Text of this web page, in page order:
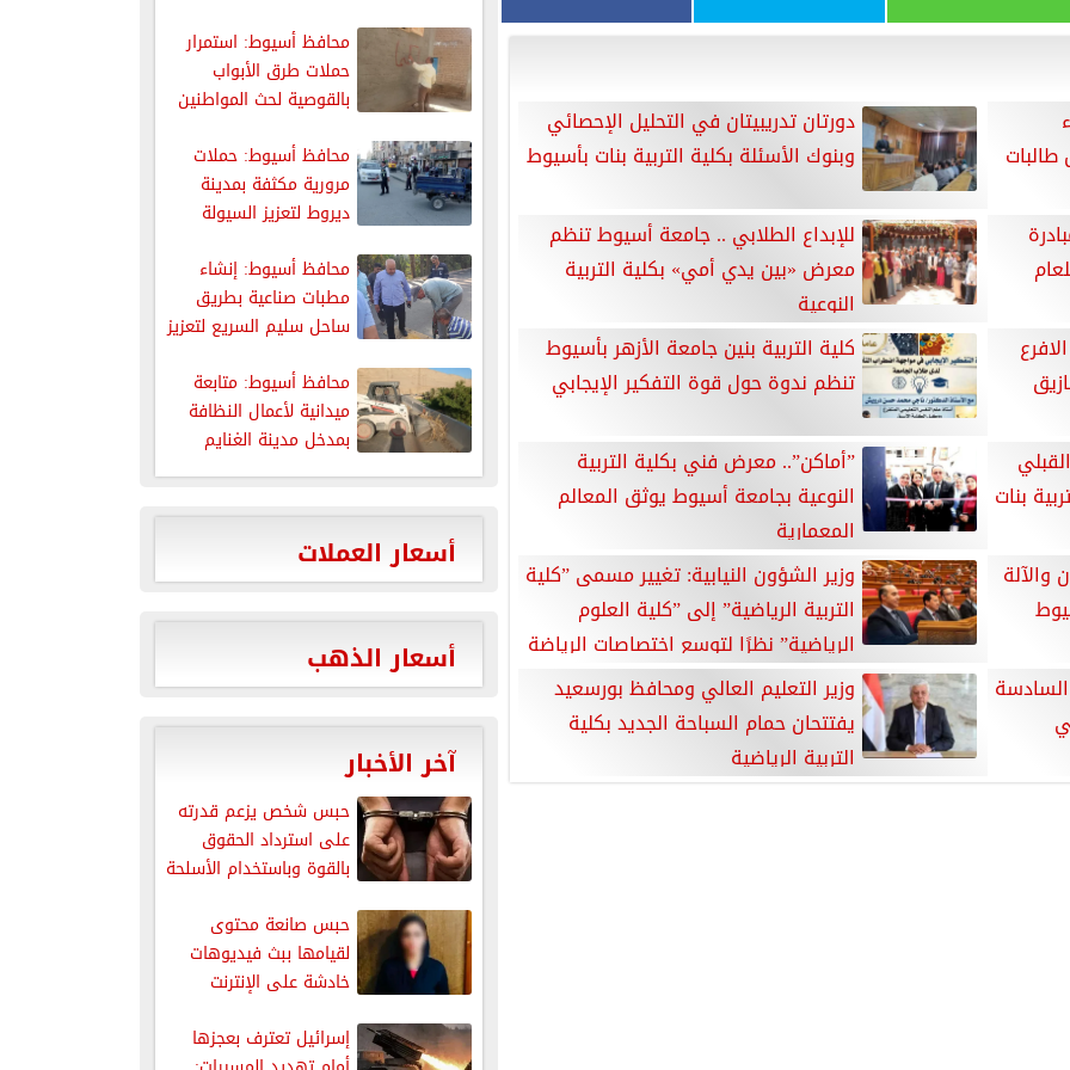
طالبات
دورتان تدريبيتان في التحليل الإحصائي
وبنوك الأسئلة بكلية التربية بنات بأسيوط
للإبداع الطلابي .. جامعة أسيوط تنظم
معرض «بين يدي أمي» بكلية التربية
النوعية
كلية التربية بنين جامعة الأزهر بأسيوط
تنظم ندوة حول قوة التفكير الإيجابي
بنات
”أماكن”.. معرض فني بكلية التربية
النوعية بجامعة أسيوط يوثق المعالم
المعمارية
وزير الشؤون النيابية: تغيير مسمى ”كلية
التربية الرياضية” إلى ”كلية العلوم
الرياضية” نظرًا لتوسع اختصاصات الرياضة
السادسة
وزير التعليم العالي ومحافظ بورسعيد
يفتتحان حمام السباحة الجديد بكلية
التربية الرياضية
محافظ أسيوط: استمرار
حملات طرق الأبواب
بالقوصية لحث المواطنين
محافظ أسيوط: حملات
مرورية مكثفة بمدينة
ديروط لتعزيز السيولة
محافظ أسيوط: إنشاء
مطبات صناعية بطريق
ساحل سليم السريع لتعزيز
محافظ أسيوط: متابعة
ميدانية لأعمال النظافة
بمدخل مدينة الغنايم
الغربي
أسعار العملات
أسعار الذهب
آخر الأخبار
حبس شخص يزعم قدرته
على استرداد الحقوق
بالقوة وباستخدام الأسلحة
حبس صانعة محتوى
لقيامها ببث فيديوهات
خادشة على الإنترنت
إسرائيل تعترف بعجزها